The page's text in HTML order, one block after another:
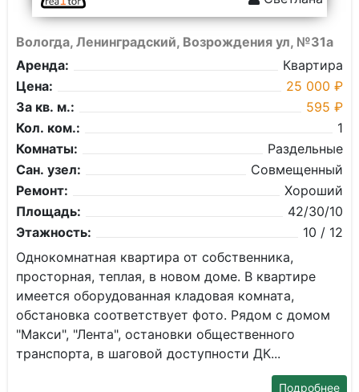
Вологда, Ленинградский, Возрождения ул, №31а
Аренда:
Квартира
Цена:
25 000 ₽
За кв. м.:
595 ₽
Кол. ком.:
1
Комнаты:
Раздельные
Сан. узел:
Совмещенный
Ремонт:
Хороший
Площадь:
42/30/10
Этажность:
10 / 12
Однокомнатная квартира от собственника,
просторная, теплая, в новом доме. В квартире
имеется оборудованная кладовая комната,
обстановка соответствует фото. Рядом с домом
"Макси", "Лента", остановки общественного
транспорта, в шаговой доступности ДК...
Подробнее